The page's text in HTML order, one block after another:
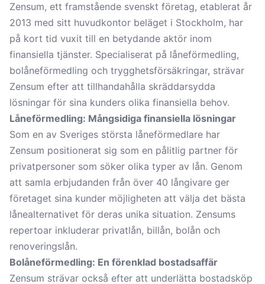
Zensum, ett framstående svenskt företag, etablerat år
2013 med sitt huvudkontor beläget i Stockholm, har
på kort tid vuxit till en betydande aktör inom
finansiella tjänster. Specialiserat på låneförmedling,
bolåneförmedling och trygghetsförsäkringar, strävar
Zensum efter att tillhandahålla skräddarsydda
lösningar för sina kunders olika finansiella behov.
Låneförmedling: Mångsidiga finansiella lösningar
Som en av Sveriges största låneförmedlare har
Zensum positionerat sig som en pålitlig partner för
privatpersoner som söker olika typer av lån. Genom
att samla erbjudanden från över 40 långivare ger
företaget sina kunder möjligheten att välja det bästa
lånealternativet för deras unika situation. Zensums
repertoar inkluderar privatlån, billån, bolån och
renoveringslån.
Bolåneförmedling: En förenklad bostadsaffär
Zensum strävar också efter att underlätta bostadsköp